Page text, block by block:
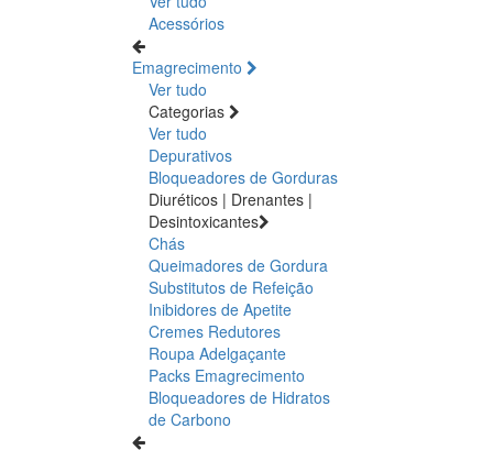
Acessórios
Emagrecimento
Ver tudo
Categorias
Ver tudo
Depurativos
Bloqueadores de Gorduras
Diuréticos | Drenantes |
Desintoxicantes
Chás
Queimadores de Gordura
Substitutos de Refeição
Inibidores de Apetite
Cremes Redutores
Roupa Adelgaçante
Packs Emagrecimento
Bloqueadores de Hidratos
de Carbono